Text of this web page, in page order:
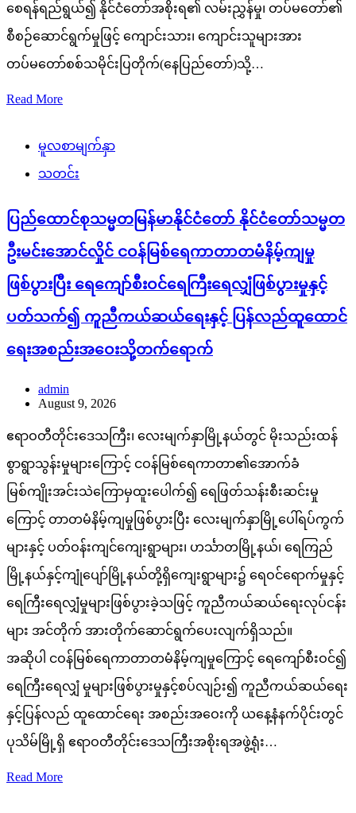
စေရန်ရည်ရွယ်၍ နိုင်ငံတော်အစိုးရ၏ လမ်းညွှန်မှု၊ တပ်မတော်၏
စီစဉ်ဆောင်ရွက်မှုဖြင့် ကျောင်းသား၊ ကျောင်းသူများအား
တပ်မတော်စစ်သမိုင်းပြတိုက်(နေပြည်တော်)သို့…
Read More
မူလစာမျက်နှာ
သတင်း
ပြည်ထောင်စုသမ္မတမြန်မာနိုင်ငံတော် နိုင်ငံတော်သမ္မတ
ဦးမင်းအောင်လှိုင် ငဝန်မြစ်ရေကာတာတမံနိမ့်ကျမှု
ဖြစ်ပွားပြီး ရေကျော်စီးဝင်ရေကြီးရေလျှံဖြစ်ပွားမှုနှင့်
ပတ်သက်၍ ကူညီကယ်ဆယ်ရေးနှင့် ပြန်လည်ထူထောင်
ရေးအစည်းအဝေးသို့တက်ရောက်
admin
August 9, 2026
ဧရာဝတီတိုင်းဒေသကြီး၊ လေးမျက်နှာမြို့နယ်တွင် မိုးသည်းထန်
စွာရွာသွန်းမှုများကြောင့် ငဝန်မြစ်ရေကာတာ၏အောက်ခံ
မြစ်ကျိုးအင်းသဲကြောမှထူးပေါက်၍ ရေဖြတ်သန်းစီးဆင်းမှု
ကြောင့် တာတမံနိမ့်ကျမှုဖြစ်ပွားပြီး လေးမျက်နှာမြို့ပေါ်ရပ်ကွက်
များနှင့် ပတ်ဝန်းကျင်ကျေးရွာများ၊ ဟင်္သာတမြို့နယ်၊ ရေကြည်
မြို့နယ်နှင့်ကျုံပျော်မြို့နယ်တို့ရှိကျေးရွာများ၌ ရေဝင်ရောက်မှုနှင့်
ရေကြီးရေလျှံမှုများဖြစ်ပွားခဲ့သဖြင့် ကူညီကယ်ဆယ်ရေးလုပ်ငန်း
များ အင်တိုက် အားတိုက်ဆောင်ရွက်ပေးလျက်ရှိသည်။
အဆိုပါ ငဝန်မြစ်ရေကာတာတမံနိမ့်ကျမှုကြောင့် ရေကျော်စီးဝင်၍
ရေကြီးရေလျှံ မှုများဖြစ်ပွားမှုနှင့်စပ်လျဉ်း၍ ကူညီကယ်ဆယ်ရေး
နှင့်ပြန်လည် ထူထောင်ရေး အစည်းအဝေးကို ယနေ့နံနက်ပိုင်းတွင်
ပုသိမ်မြို့ရှိ ဧရာဝတီတိုင်းဒေသကြီးအစိုးရအဖွဲ့ရုံး…
Read More